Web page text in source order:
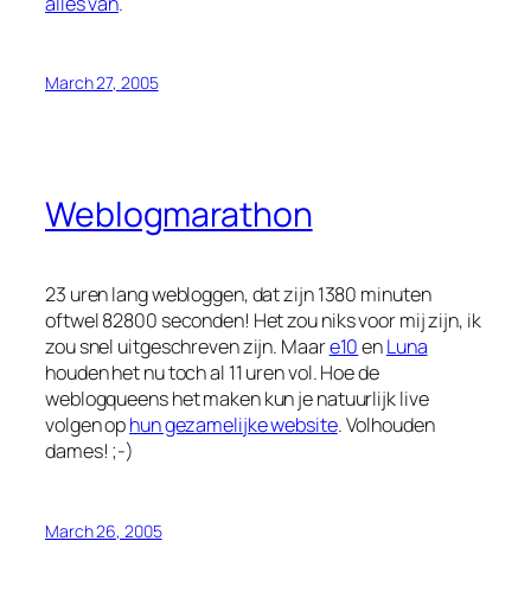
March 27, 2005
Weblogmarathon
23 uren lang webloggen, dat zijn 1380 minuten
oftwel 82800 seconden! Het zou niks voor mij zijn, ik
zou snel uitgeschreven zijn. Maare10enLuna
houden het nu toch al 11 uren vol. Hoe de
weblogqueens het maken kun je natuurlijk live
volgen ophun gezamelijke website. Volhouden
dames! ;-)
March 26, 2005